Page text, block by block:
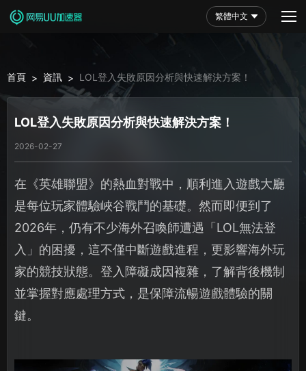
繁體中文
首頁 > 資訊 > LOL登入失敗原因分析與快速解決方案！
LOL登入失敗原因分析與快速解決方案！
2026-02-27
在《英雄聯盟》的熱血對戰中，順利進入遊戲大廳
是每位玩家體驗峽谷戰鬥的基礎。然而即便到了
2026年，仍有不少海外召喚師遭遇「LOL無法登
入」的困擾，這不僅中斷遊戲進程，更影響海外玩
家的競技狀態。登入障礙成因複雜，了解背後機制
並掌握對應處理方式，是保障流暢遊戲體驗的關
鍵。